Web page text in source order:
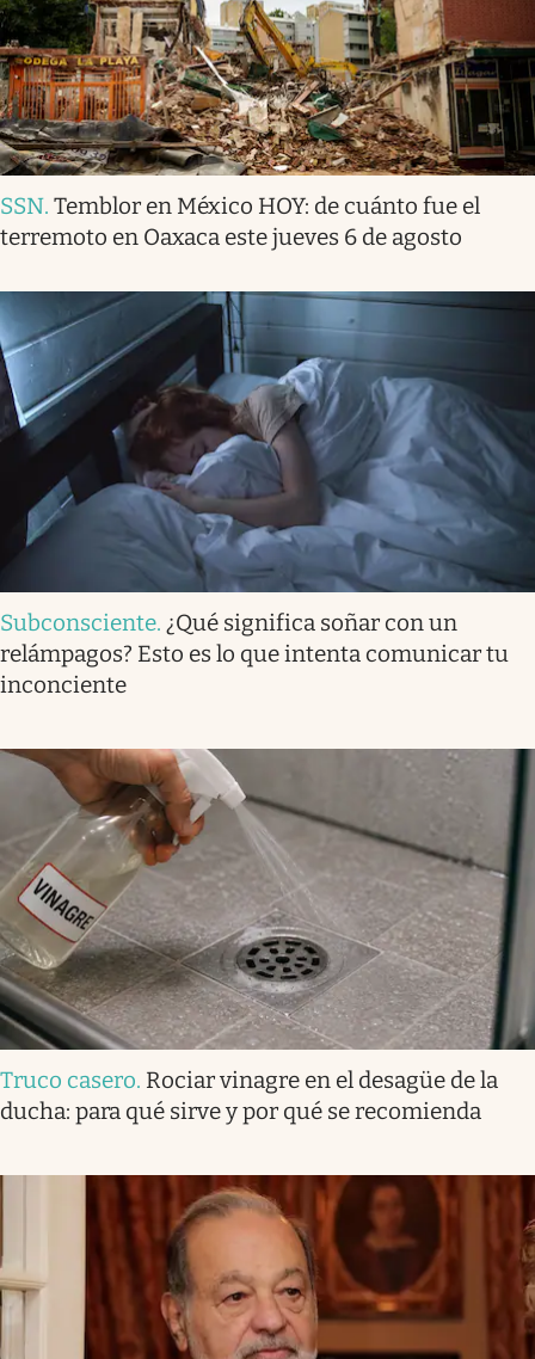
SSN. Temblor en México HOY: de cuánto fue el
terremoto en Oaxaca este jueves 6 de agosto
Subconsciente. ¿Qué significa soñar con un
relámpagos? Esto es lo que intenta comunicar tu
inconciente
Truco casero. Rociar vinagre en el desagüe de la
ducha: para qué sirve y por qué se recomienda